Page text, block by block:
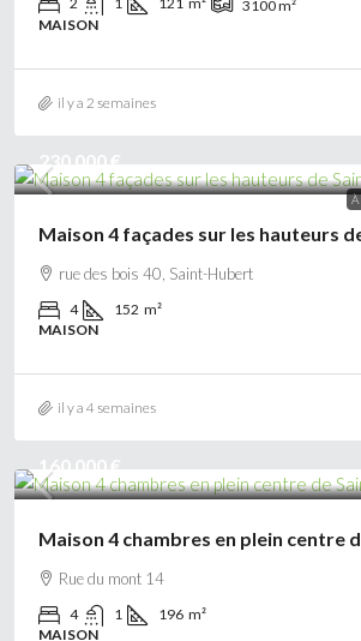
3100m²
MAISON
il y a 2 semaines
À
230 000 €
Maison 4 façades sur les hauteurs
rue des bois 40, Saint-Hubert
4 152 m²
MAISON
il y a 4 semaines
160 000 €
Maison 4 chambres en plein centre
Rue du mont 14
4 1 196 m²
MAISON